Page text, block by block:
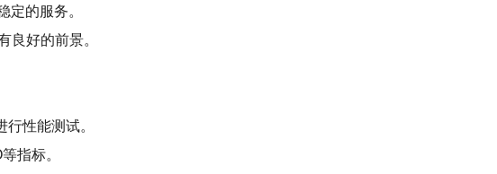
定的服务。
良好的前景。
性能测试。
指标。